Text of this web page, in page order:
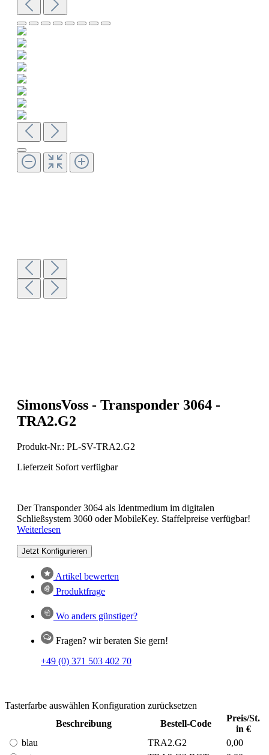
SimonsVoss - Transponder 3064 -
TRA2.G2
Produkt-Nr.: PL-SV-TRA2.G2
Lieferzeit Sofort verfügbar
Der Transponder 3064 als Identmedium im digitalen
Schließsystem 3060 oder MobileKey. Staffelpreise verfügbar!
Weiterlesen
Jetzt Konfigurieren
Artikel bewerten
Produktfrage
Wo anders günstiger?
Fragen? wir beraten Sie gern!
+49 (0) 371 503 402 70
Tasterfarbe auswählen Konfiguration zurücksetzen
Beschreibung
Bestell-Code
Preis/St.
in €
blau
TRA2.G2
0,00